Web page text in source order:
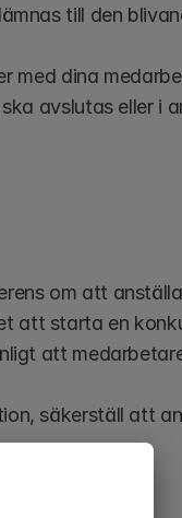
till den
med dina
avslutas eller i
om att
att starta en
att
säkerställ att